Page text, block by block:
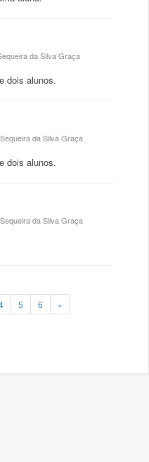
da Silva Graça
dois alunos.
da Silva Graça
dois alunos.
da Silva Graça
5 6 »